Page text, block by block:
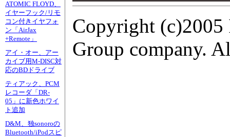
ATOMIC FLOYD、
イヤーフック/リモ
コン付きイヤフォ
ン「AirJax
+Remote」
アイ・オー、アー
カイブ用M-DISC対
応のBDドライブ
ティアック、PCM
レコーダ「DR-
05」に新色ホワイ
ト追加
D&M、独sonoroの
Bluetooth/iPodスピ
Copyright (c)2005
Group company.